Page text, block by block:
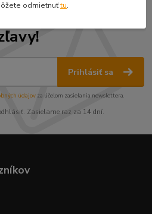
novinky, akcie a
Prihlásiť sa
údajov za účelom zasielania newslettera.
Zasielame raz za 14 dní.
odmietnuťtu.